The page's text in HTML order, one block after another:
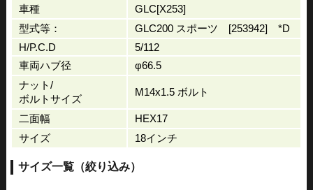
車種
GLC[X253]
型式等：
GLC200 スポーツ [253942] *D
H/P.C.D
5/112
車両ハブ径
φ66.5
ナット/
ボルトサイズ
M14x1.5 ボルト
二面幅
HEX17
サイズ
18インチ
サイズ一覧（絞り込み）